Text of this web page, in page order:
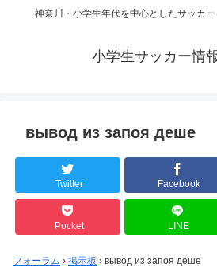
神奈川・小学生年代を中心としたサッカ
小学生サッカー情
вывод из запоя деше
Twitter Facebook
Pocket LINE
フォーラム › 掲示板 › вывод из запоя деше